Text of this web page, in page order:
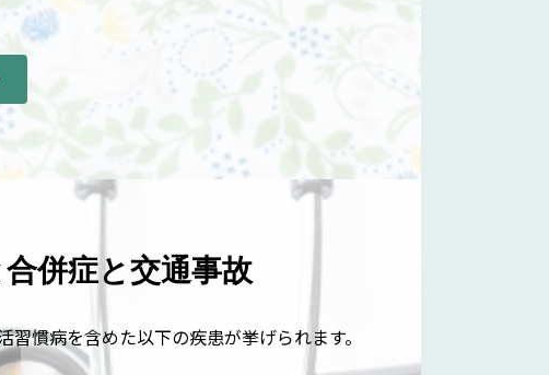
併症と交通事故
慣病を含めた以下の疾患が挙げられます。